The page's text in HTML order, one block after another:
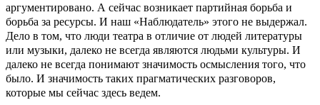
аргументировано. А сейчас возникает партийная борьба и
борьба за ресурсы. И наш «Наблюдатель» этого не выдержал.
Дело в том, что люди театра в отличие от людей литературы
или музыки, далеко не всегда являются людьми культуры. И
далеко не всегда понимают значимость осмысления того, что
было. И значимость таких прагматических разговоров,
которые мы сейчас здесь ведем.